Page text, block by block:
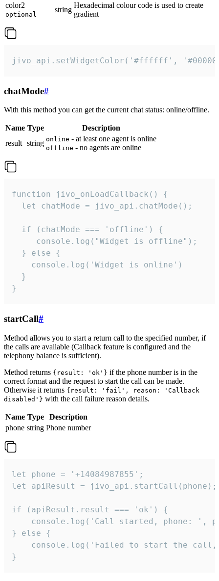
color2
optional
string
Hexadecimal colour code is used to create
gradient
jivo_api.setWidgetColor('#ffffff',
chatMode#
With this method you can get the current chat status: online/offline.
Name Type
Description
result string online - at least one agent is online
offline - no agents are online
function jivo_onLoadCallback() {
  let chatMode = jivo_api.chatMode();
  if (chatMode === 'offline') {
     console.log("Widget is offline");
  } else {
    console.log('Widget is online')
  }
}
startCall#
Method allows you to start a return call to the specified number, if
the calls are available (Callback feature is configured and the
telephony balance is sufficient).
Method returns {result: 'ok'} if the phone number is in the
correct format and the request to start the call can be made.
Otherwise it returns {result: 'fail', reason: 'Callback
disabled'} with the call failure reason details.
Name Type
Description
phone string Phone number
let phone = '+14084987855';
let apiResult = jivo_api.startCall(phone);
if (apiResult.result === 'ok') {
console.log('Call started, phone: ',
} else {
console.log('Failed to start the
}